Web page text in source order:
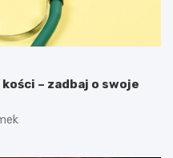
– zadbaj o swoje